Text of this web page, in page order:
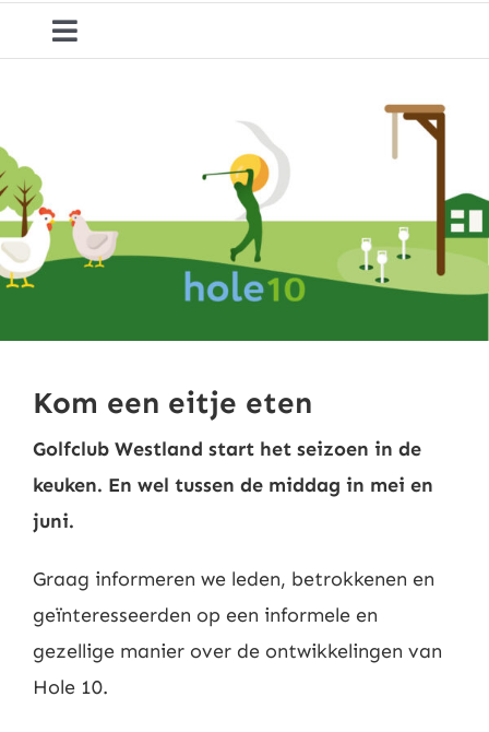
Toggle
Lessen
Arrangementen
Nieuws
Contact
Kom een eitje eten
Golfclub Westland start het seizoen in de
keuken. En wel tussen de middag in mei en
juni.
Graag informeren we leden, betrokkenen en
geïnteresseerden op een informele en
gezellige manier over de ontwikkelingen van
Hole 10.